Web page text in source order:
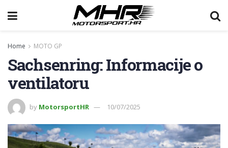
Home MOTO GP
Sachsenring: Informacije o
ventilatoru
by MotorsportHR 10/07/2025